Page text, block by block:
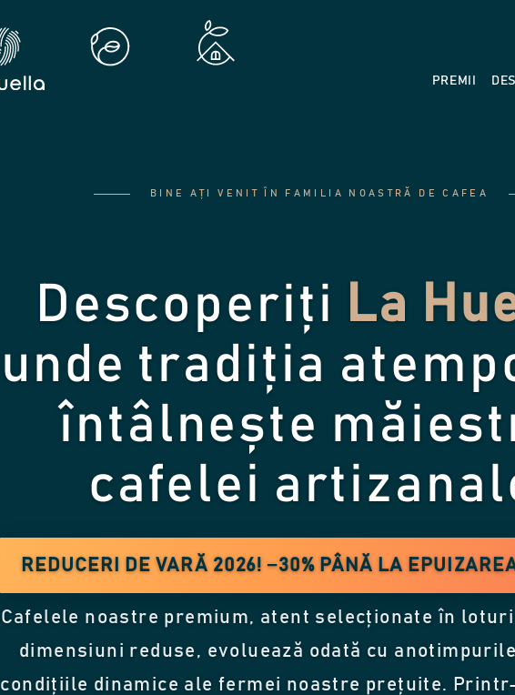
PREMII
BINE AȚI VENIT ÎN FAMILIA NOASTRĂ DE CAFEA
Descoperiți La
unde tradiția
întâlnește
cafelei
REDUCERI DE VARĂ 2026! −30% PÂNĂ LA
Cafelele noastre premium, atent selecționate în
dimensiuni reduse, evoluează odată cu
condițiile dinamice ale fermei noastre prețuite.